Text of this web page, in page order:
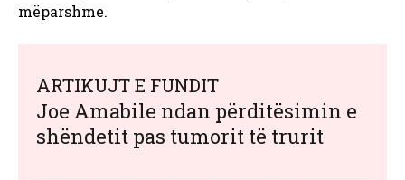
mëparshme.
ARTIKUJT E FUNDIT
Joe Amabile ndan përditësimin e
shëndetit pas tumorit të trurit